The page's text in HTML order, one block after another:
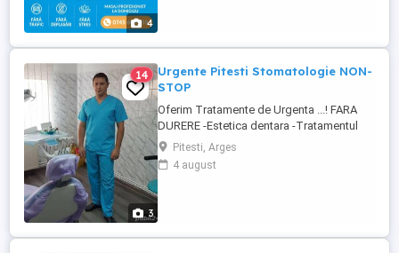
4
3
14
Urgente Pitesti Stomatologie NON-
STOP
Oferim Tratamente de Urgenta ...! FARA
DURERE -Estetica dentara -Tratamentul
cariei dentare simple si complexe -
Tratamente parodontale -Tratamente
ortodontice -Tratamente protetice de
Pitesti, Arges
4 august